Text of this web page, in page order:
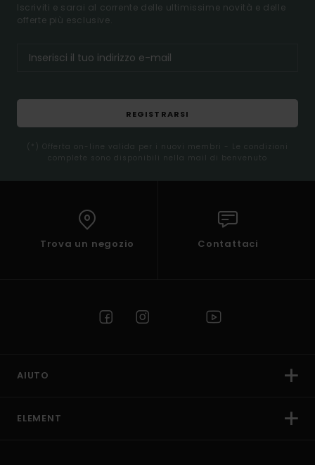
Iscriviti e sarai al corrente delle ultimissime novità e delle
offerte più esclusive.
REGISTRARSI
(*) Offerta on-line valida per i nuovi membri - Le condizioni
complete sono disponibili nella mail di benvenuto
Trova un negozio Contattaci
AIUTO
ELEMENT